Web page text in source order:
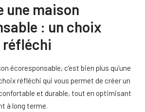
une maison
: un choix
réfléchi
écoresponsable, c’est bien plus qu’une
réfléchi qui vous permet de créer un
et durable, tout en optimisant
à long terme.